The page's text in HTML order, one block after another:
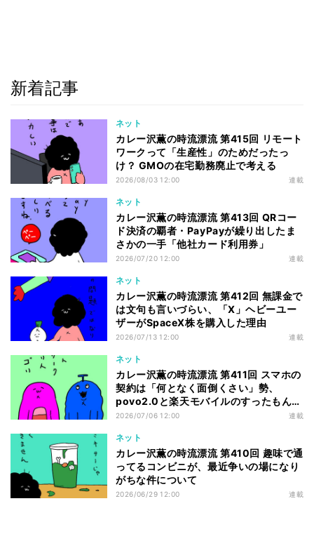
新着記事
ネット
カレー沢薫の時流漂流 第415回 リモート
ワークって「生産性」のためだったっ
け？ GMOの在宅勤務廃止で考える
2026/08/03 12:00 連載
ネット
カレー沢薫の時流漂流 第413回 QRコー
ド決済の覇者・PayPayが繰り出したま
さかの一手「他社カード利用券」
2026/07/20 12:00 連載
ネット
カレー沢薫の時流漂流 第412回 無課金で
は文句も言いづらい、「X」ヘビーユー
ザーがSpaceX株を購入した理由
2026/07/13 12:00 連載
ネット
カレー沢薫の時流漂流 第411回 スマホの
契約は「何となく面倒くさい」勢、
povo2.0と楽天モバイルのすったもんだ
を眺める
2026/07/06 12:00 連載
ネット
カレー沢薫の時流漂流 第410回 趣味で通
ってるコンビニが、最近争いの場になり
がちな件について
2026/06/29 12:00 連載